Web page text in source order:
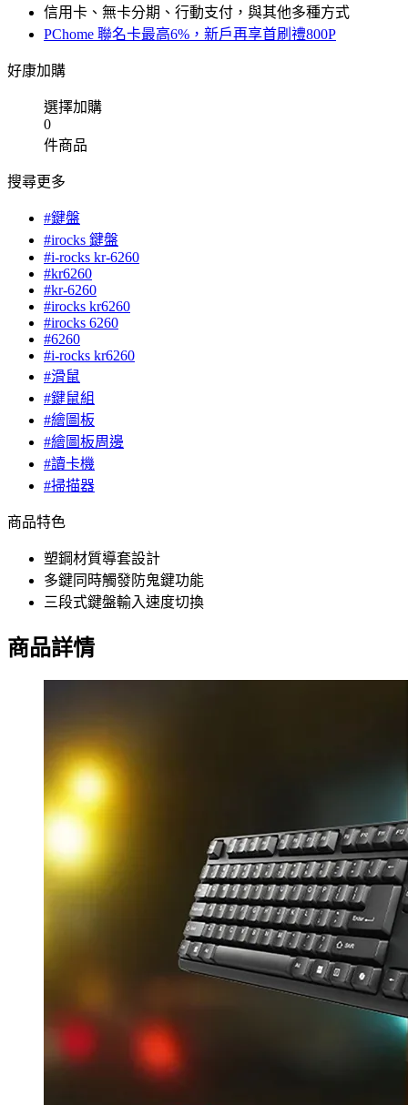
信用卡、無卡分期、行動支付，與其他多種方式
PChome 聯名卡最高6%，新戶再享首刷禮800P
好康加購
選擇加購
0
件商品
搜尋更多
#鍵盤
#irocks 鍵盤
#i-rocks kr-6260
#kr6260
#kr-6260
#irocks kr6260
#irocks 6260
#6260
#i-rocks kr6260
#滑鼠
#鍵鼠組
#繪圖板
#繪圖板周邊
#讀卡機
#掃描器
商品特色
塑鋼材質導套設計
多鍵同時觸發防鬼鍵功能
三段式鍵盤輸入速度切換
商品詳情